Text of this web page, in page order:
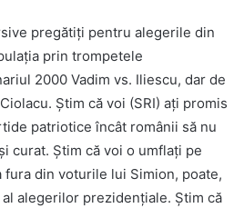
pregătiți pentru alegerile din
prin trompetele
2000 Vadim vs. Iliescu, dar de
Știm că voi (SRI) ați promis
patriotice încât românii să nu
curat. Știm că voi o umflați pe
fura din voturile lui Simion, poate,
alegerilor prezidențiale. Știm că